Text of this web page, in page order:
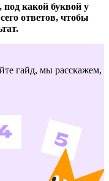
под какой буквой у
ответов, чтобы
гайд, мы расскажем,